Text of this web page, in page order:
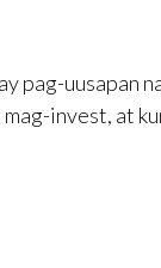
pag-uusapan
invest, at